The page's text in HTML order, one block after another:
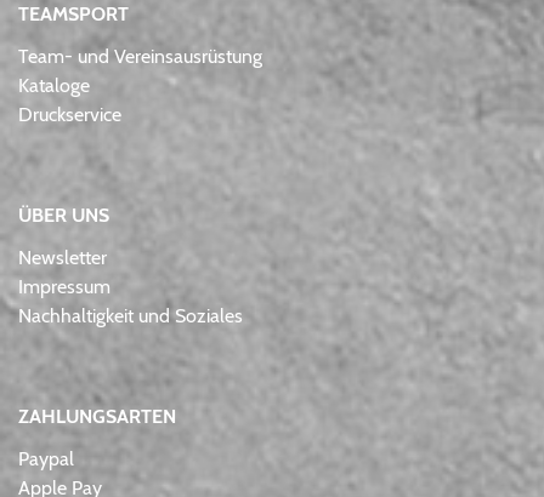
TEAMSPORT
Team- und Vereinsausrüstung
Kataloge
Druckservice
ÜBER UNS
Newsletter
Impressum
Nachhaltigkeit und Soziales
ZAHLUNGSARTEN
Paypal
Apple Pay